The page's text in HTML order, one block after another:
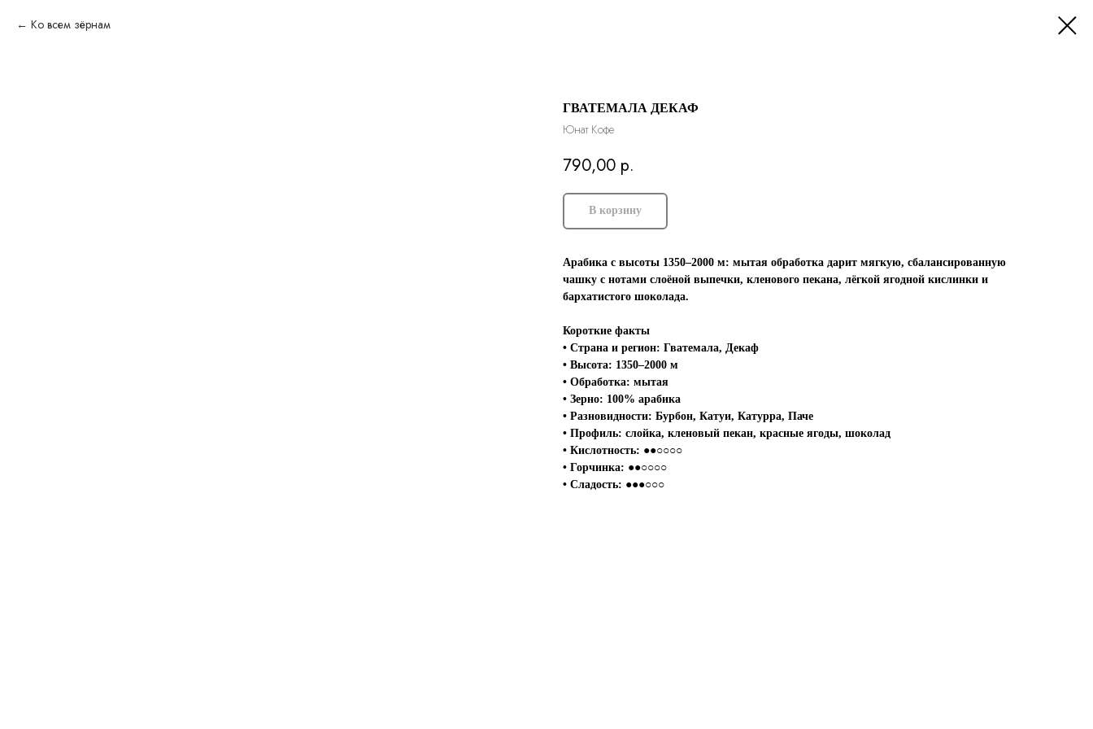
Ко всем зёрнам
ГВАТЕМАЛА ДЕКАФ
Юнат Кофе
790,00 р.
В корзину
Арабика с высоты 1350–2000 м: мытая обработка дарит мягкую, сбалансированную
чашку с нотами слоёной выпечки, кленового пекана, лёгкой ягодной кислинки и
бархатистого шоколада.
Короткие факты
• Страна и регион: Гватемала, Декаф
• Высота: 1350–2000 м
• Обработка: мытая
• Зерно: 100% арабика
• Разновидности: Бурбон, Катуи, Катурра, Паче
• Профиль: слойка, кленовый пекан, красные ягоды, шоколад
• Кислотность: ●●○○○○
• Горчинка: ●●○○○○
• Сладость: ●●●○○○